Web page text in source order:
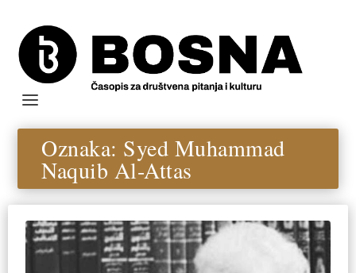
Oznaka: Syed Muhammad
Naquib Al-Attas